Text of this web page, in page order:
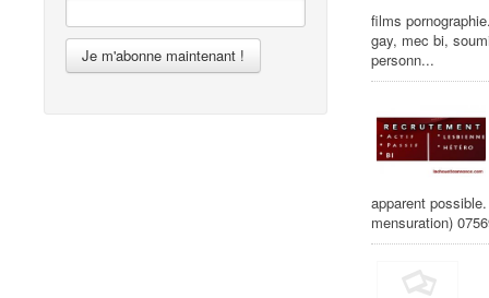
Je m'abonne maintenant !
films
gay, mec bi,
personn...
apparent
mensuration)